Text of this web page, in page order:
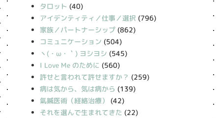
タロット (40)
アイデンティティ／仕事／選択 (796)
家族／パートナーシップ (862)
コミュニケーション (504)
丶(・ω・｀) ヨシヨシ (545)
I Love Me のために (560)
許せと言われて許せますか？ (259)
病は気から、気は病から (139)
氣鍼医術（経絡治療）
(42)
それを選んで生まれてきた (22)